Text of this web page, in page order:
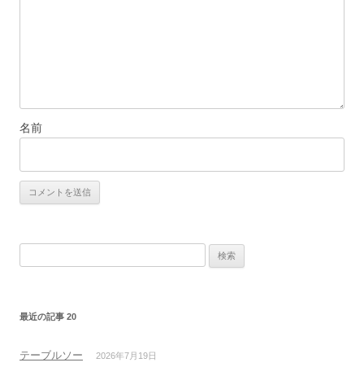
名前
索:
最近の記事 20
テーブルソー 2026年7月19日